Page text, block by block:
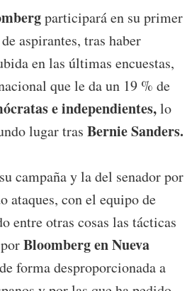
participará en su primer
aspirantes, tras haber
en las últimas encuestas,
que le da un 19 % de
e independientes,lo
lugar tras Bernie Sanders.
campaña y la del senador por
ataques, con el equipo de
entre otras cosas las tácticas
Bloomberg en Nueva
forma desproporcionada a